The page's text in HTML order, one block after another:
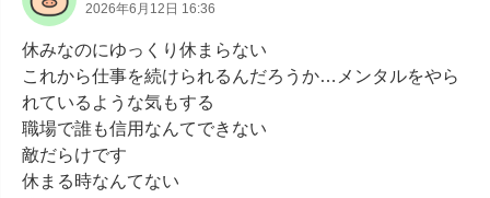
2026年6月12日 16:36
休みなのにゆっくり休まらない
これから仕事を続けられるんだろうか…メンタルをやら
れているような気もする
職場で誰も信用なんてできない
敵だらけです
休まる時なんてない